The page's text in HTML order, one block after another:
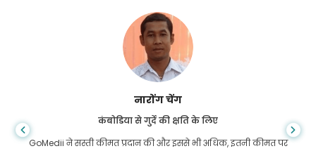
शांधा दास
गैस्ट्रोएंटरोलॉजी के लिए बांग्लादेश से
मैंने अपने बेटे और गोमेडी की शानदार टीम को धन्यवाद दिया है जिन्होंने